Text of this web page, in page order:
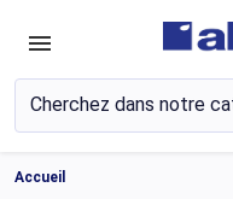
Accueil